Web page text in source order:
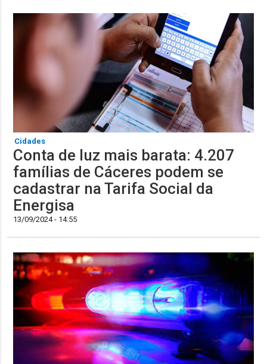
Cidades
Conta de luz mais barata: 4.207
famílias de Cáceres podem se
cadastrar na Tarifa Social da
Energisa
13/09/2024 - 14:55